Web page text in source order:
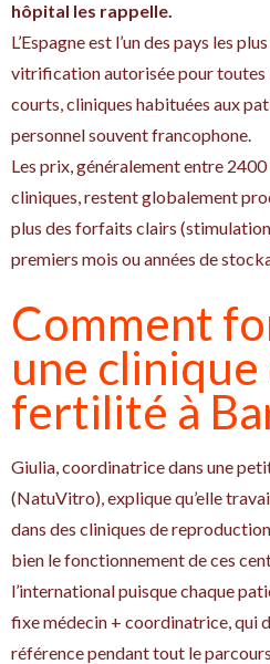
hôpital les rappelle.
L’Espagne est l’un des pays les
vitrification autorisée pour toutes
courts, cliniques habituées aux
personnel souvent francophone.
Les prix, généralement entre
cliniques, restent globalement
plus des forfaits clairs
premiers mois ou années de
Comment
une clinique
fertilité à
Giulia, coordinatrice dans une
(NatuVitro), explique qu’elle
dans des cliniques de
bien le fonctionnement de ces
l’international puisque chaque
fixe médecin + coordinatrice, qui
référence pendant tout le